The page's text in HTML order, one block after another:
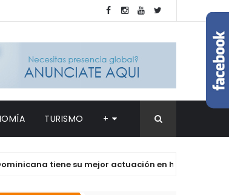
TURISMO +
tiene su mejor actuación en historia JCC